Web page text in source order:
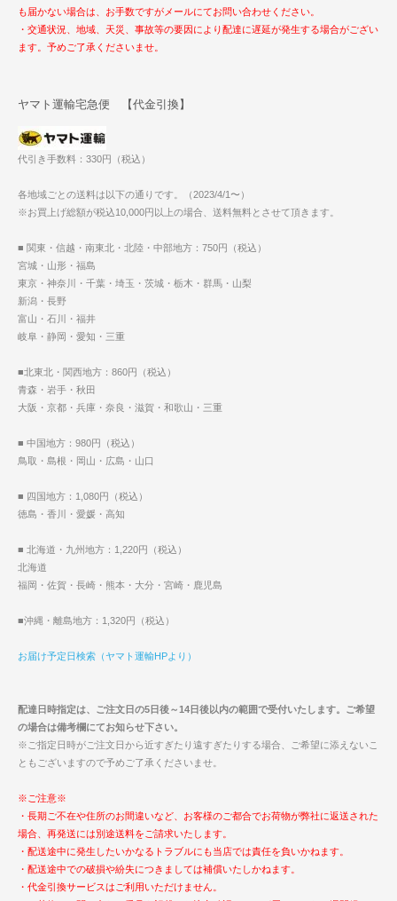
も届かない場合は、お手数ですがメールにてお問い合わせください。
・交通状況、地域、天災、事故等の要因により配達に遅延が発生する場合がござい
ます。予めご了承くださいませ。
ヤマト運輸宅急便 【代金引換】
代引き手数料：330円（税込）
各地域ごとの送料は以下の通りです。（2023/4/1〜）
※お買上げ総額が税込10,000円以上の場合、送料無料とさせて頂きます。
■ 関東・信越・南東北・北陸・中部地方：750円（税込）
宮城・山形・福島
東京・神奈川・千葉・埼玉・茨城・栃木・群馬・山梨
新潟・長野
富山・石川・福井
岐阜・静岡・愛知・三重
■北東北・関西地方：860円（税込）
青森・岩手・秋田
大阪・京都・兵庫・奈良・滋賀・和歌山・三重
■ 中国地方：980円（税込）
鳥取・島根・岡山・広島・山口
■ 四国地方：1,080円（税込）
徳島・香川・愛媛・高知
■ 北海道・九州地方：1,220円（税込）
北海道
福岡・佐賀・長崎・熊本・大分・宮崎・鹿児島
■沖縄・離島地方：1,320円（税込）
お届け予定日検索（ヤマト運輸HPより）
配達日時指定は、ご注文日の5日後～14日後以内の範囲で受付いたします。ご希望
の場合は備考欄にてお知らせ下さい。
※ご指定日時がご注文日から近すぎたり遠すぎたりする場合、ご希望に添えないこ
ともございますので予めご了承くださいませ。
※ご注意※
・長期ご不在や住所のお間違いなど、お客様のご都合でお荷物が弊社に返送された
場合、再発送には別途送料をご請求いたします。
・配送途中に発生したいかなるトラブルにも当店では責任を負いかねます。
・配送途中での破損や紛失につきましては補償いたしかねます。
・代金引換サービスはご利用いただけません。